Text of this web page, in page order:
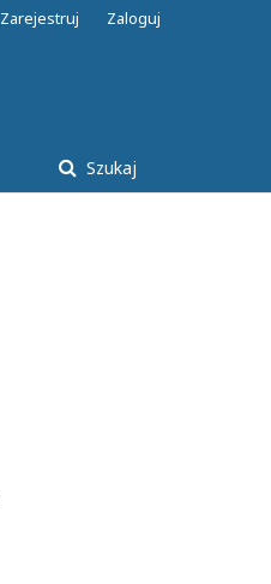
Szukaj
Zarejestruj Zaloguj